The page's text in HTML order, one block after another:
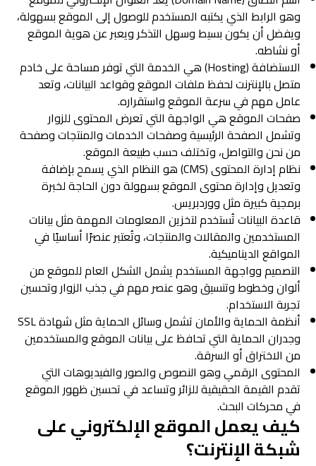
وهو الرابط الذي يكتبه المستخدم للوصول إلى الموقع بسهولة،
ويفضل أن يكون بسيط وسهل التذكر ويعبر عن هوية الموقع
أو نشاطه.
الاستضافة (Hosting) هي الخدمة التي توفر مساحة على خادم
متصل بالإنترنت لحفظ ملفات الموقع وقواعد البيانات، وتعد
عامل مهم في سرعة الموقع واستقراره.
صفحات الموقع هي الواجهة التي تعرض المحتوى للزوار
وتشمل الصفحة الرئيسية وصفحات الخدمات والمنتجات وصفحة
من نحن والتواصل، وتختلف حسب طبيعة الموقع.
نظام إدارة المحتوى (CMS) هو النظام الذي يسمح بإضافة
وتعديل وإدارة محتوى الموقع بسهولة دون الحاجة لخبرة
برمجية كبيرة مثل ووردبريس.
قاعدة البيانات تُستخدم لتخزين المعلومات المهمة مثل بيانات
المستخدمين والمقالات والمنتجات، وتُعتبر عنصرًا أساسيًا في
المواقع الديناميكية.
التصميم وواجهة المستخدم يشمل الشكل العام للموقع من
ألوان وخطوط وتنسيق وهو عنصر مهم في جذب الزوار وتحسين
تجربة الاستخدام.
أنظمة الحماية والأمان تشمل وسائل الحماية مثل شهادة SSL
وجدران الحماية التي تحافظ على بيانات الموقع والمستخدمين
من الاختراق أو السرقة.
المحتوى الرقمي وهو النصوص والصور والفيديوهات التي
تقدم القيمة الحقيقية للزائر وتساعد في تحسين ظهور الموقع
في محركات البحث.
كيف يعمل الموقع الإلكتروني على
شبكة الإنترنت؟